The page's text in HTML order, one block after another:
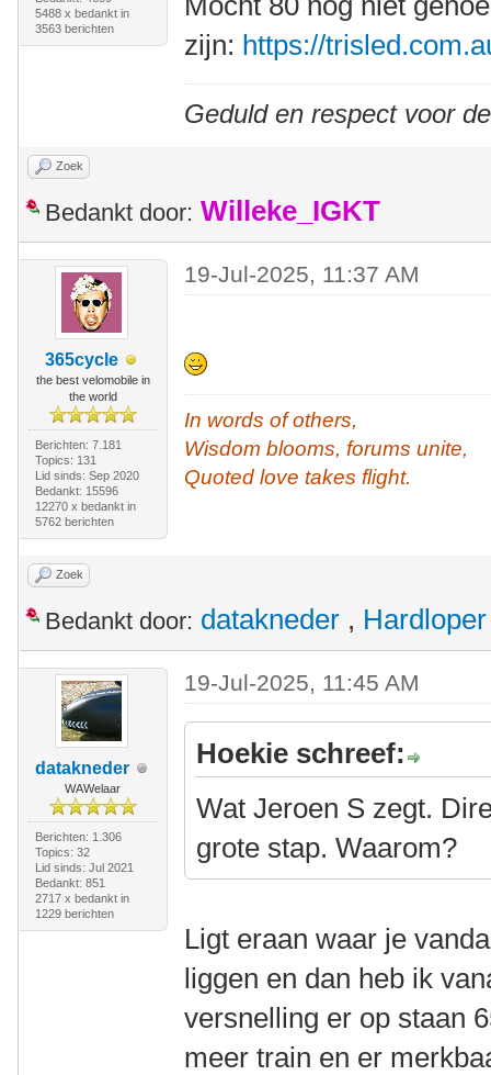
5488 x bedankt in
3563 berichten
zijn: https://
Geduld en respect voor
Zoek
Bedankt door: Willeke_IGKT
365cycle
the best velomobile in
the world
Berichten: 7.181
Topics: 131
Lid sinds: Sep 2020
Bedankt: 15596
12270 x bedankt in
5762 berichten
19-Jul-2025, 11:37 AM
In words of others,
Wisdom blooms, forums unite,
Quoted love takes flight.
Zoek
Bedankt door: datakneder , Hardloper
datakneder
WAWelaar
Berichten: 1.306
Topics: 32
Lid sinds: Jul 2021
Bedankt: 851
2717 x bedankt in
1229 berichten
19-Jul-2025, 11:45 AM
Hoekie schreef:
Wat Jeroen S zegt.
grote stap. Waarom?
Ligt eraan waar je
liggen en dan heb ik
versnelling er op staan
meer train en er